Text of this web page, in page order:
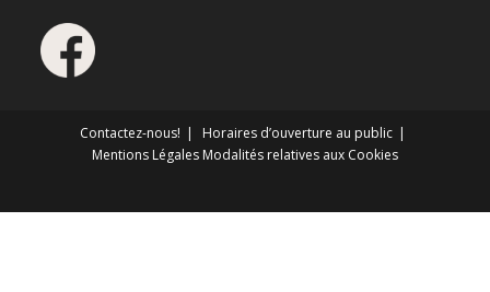
Contactez-nous!
Horaires d’ouverture au public
Mentions Légales Modalités relatives aux Cookies